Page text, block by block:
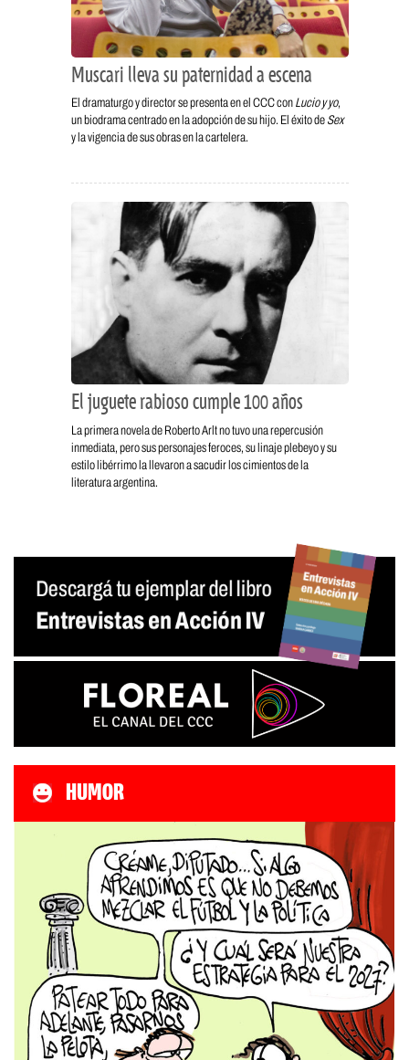
Muscari lleva su paternidad a escena
El dramaturgo y director se presenta en el CCC con Lucio y yo,
un biodrama centrado en la adopción de su hijo. El éxito de Sex
y la vigencia de sus obras en la cartelera.
El juguete rabioso cumple 100 años
La primera novela de Roberto Arlt no tuvo una repercusión
inmediata, pero sus personajes feroces, su linaje plebeyo y su
estilo libérrimo la llevaron a sacudir los cimientos de la
literatura argentina.
HUMOR